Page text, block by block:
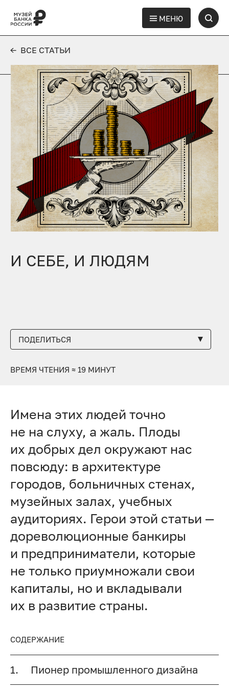
МЕНЮ
← ВСЕ СТАТЬИ
И СЕБЕ, И ЛЮДЯМ
ПОДЕЛИТЬСЯ
ВРЕМЯ ЧТЕНИЯ ≈ 19 МИНУТ
Имена этих людей точно
не на слуху, а жаль. Плоды
их добрых дел окружают нас
повсюду: в архитектуре
городов, больничных стенах,
музейных залах, учебных
аудиториях. Герои этой статьи —
дореволюционные банкиры
и предприниматели, которые
не только приумножали свои
капиталы, но и вкладывали
их в развитие страны.
СОДЕРЖАНИЕ
1. Пионер промышленного дизайна